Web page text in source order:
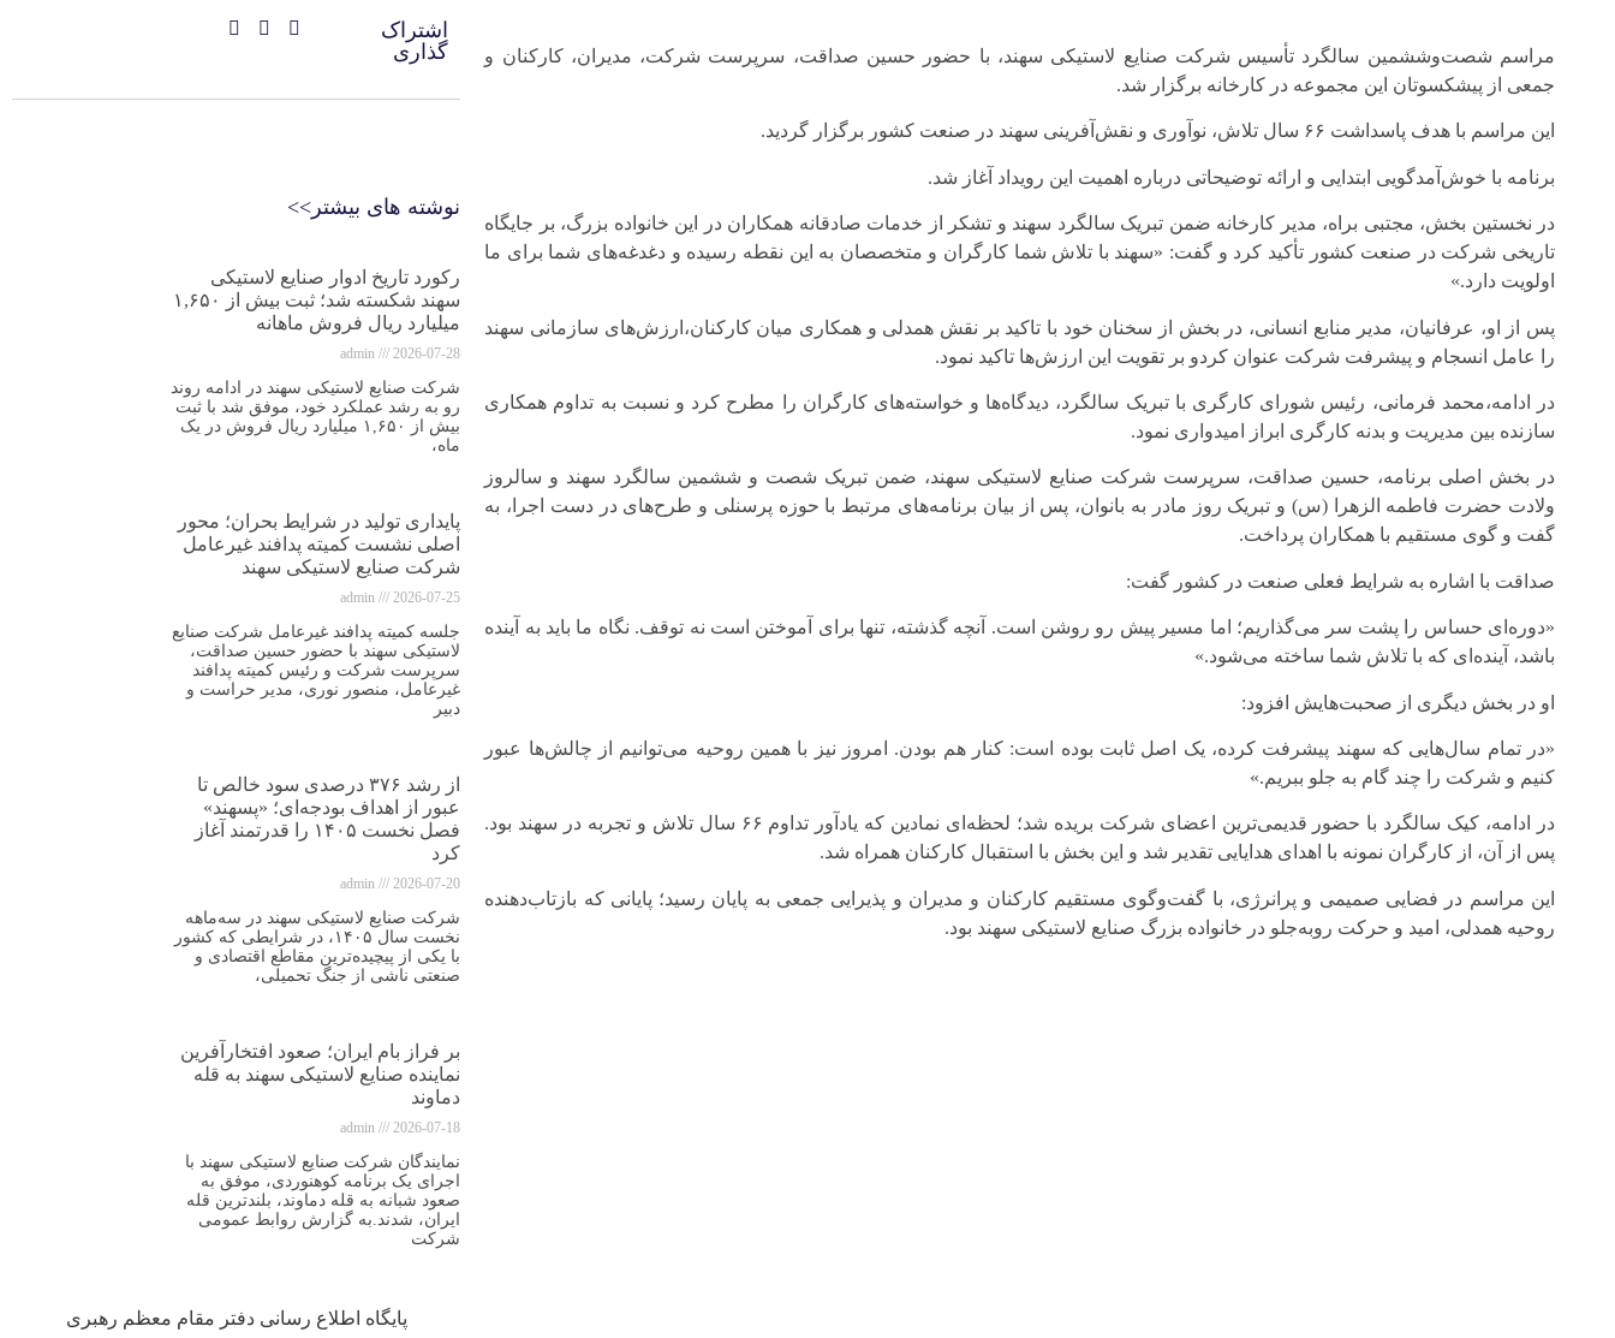
مراسم شصت‌وششمین سالگرد تأسیس شرکت صنایع لاستیکی سهند، با حضور حسین صداقت، سرپرست شرکت، مدیران، کارکنان و
جمعی از پیشکسوتان این مجموعه در کارخانه برگزار شد.
این مراسم با هدف پاسداشت ۶۶ سال تلاش، نوآوری و نقش‌آفرینی سهند در صنعت کشور برگزار گردید.
برنامه با خوش‌آمدگویی ابتدایی و ارائه توضیحاتی درباره اهمیت این رویداد آغاز شد.
در نخستین بخش، مجتبی براه، مدیر کارخانه ضمن تبریک سالگرد سهند و تشکر از خدمات صادقانه همکاران در این خانواده بزرگ، بر جایگاه
تاریخی شرکت در صنعت کشور تأکید کرد و گفت: «سهند با تلاش شما کارگران و متخصصان به این نقطه رسیده و دغدغه‌های شما برای ما
اولویت دارد.»
پس از او، عرفانیان، مدیر منابع انسانی، در بخش از سخنان خود با تاکید بر نقش همدلی و همکاری میان کارکنان،ارزش‌های سازمانی سهند
را عامل انسجام و پیشرفت شرکت عنوان کردو بر تقویت این ارزش‌ها تاکید نمود.
در ادامه،محمد فرمانی، رئیس شورای کارگری با تبریک سالگرد، دیدگاه‌ها و خواسته‌های کارگران را مطرح کرد و نسبت به تداوم همکاری
سازنده بین مدیریت و بدنه کارگری ابراز امیدواری نمود.
در بخش اصلی برنامه، حسین صداقت، سرپرست شرکت صنایع لاستیکی سهند، ضمن تبریک شصت و ششمین سالگرد سهند و سالروز
ولادت حضرت فاطمه الزهرا (س) و تبریک روز مادر به بانوان، پس از بیان برنامه‌های مرتبط با حوزه پرسنلی و طرح‌های در دست اجرا، به
گفت و گوی مستقیم با همکاران پرداخت.
صداقت با اشاره به شرایط فعلی صنعت در کشور گفت:
«دوره‌ای حساس را پشت سر می‌گذاریم؛ اما مسیر پیش رو روشن است. آنچه گذشته، تنها برای آموختن است نه توقف. نگاه ما باید به آینده
باشد، آینده‌ای که با تلاش شما ساخته می‌شود.»
او در بخش دیگری از صحبت‌هایش افزود:
«در تمام سال‌هایی که سهند پیشرفت کرده، یک اصل ثابت بوده است: کنار هم بودن. امروز نیز با همین روحیه می‌توانیم از چالش‌ها عبور
کنیم و شرکت را چند گام به جلو ببریم.»
در ادامه، کیک سالگرد با حضور قدیمی‌ترین اعضای شرکت بریده شد؛ لحظه‌ای نمادین که یادآور تداوم ۶۶ سال تلاش و تجربه در سهند بود.
پس از آن، از کارگران نمونه با اهدای هدایایی تقدیر شد و این بخش با استقبال کارکنان همراه شد.
این مراسم در فضایی صمیمی و پرانرژی، با گفت‌وگوی مستقیم کارکنان و مدیران و پذیرایی جمعی به پایان رسید؛ پایانی که بازتاب‌دهنده
روحیه همدلی، امید و حرکت رو‌به‌جلو در خانواده بزرگ صنایع لاستیکی سهند بود.
اشتراک
گذاری
نوشته های بیشتر>>
رکورد تاریخ ادوار صنایع لاستیکی
سهند شکسته شد؛ ثبت بیش از ۱,۶۵۰
میلیارد ریال فروش ماهانه
admin 2026-07-28
شرکت صنایع لاستیکی سهند در ادامه روند
رو به رشد عملکرد خود، موفق شد با ثبت
بیش از ۱,۶۵۰ میلیارد ریال فروش در یک
ماه،
پایداری تولید در شرایط بحران؛ محور
اصلی نشست کمیته پدافند غیرعامل
شرکت صنایع لاستیکی سهند
admin 2026-07-25
جلسه کمیته پدافند غیرعامل شرکت صنایع
لاستیکی سهند با حضور حسین صداقت،
سرپرست شرکت و رئیس کمیته پدافند
غیرعامل، منصور نوری، مدیر حراست و
دبیر
از رشد ۳۷۶ درصدی سود خالص تا
عبور از اهداف بودجه‌ای؛ «پسهند»
فصل نخست ۱۴۰۵ را قدرتمند آغاز
کرد
admin 2026-07-20
شرکت صنایع لاستیکی سهند در سه‌ماهه
نخست سال ۱۴۰۵، در شرایطی که کشور
با یکی از پیچیده‌ترین مقاطع اقتصادی و
صنعتی ناشی از جنگ تحمیلی،
بر فراز بام ایران؛ صعود افتخارآفرین
نماینده صنایع لاستیکی سهند به قله
دماوند
admin 2026-07-18
نمایندگان شرکت صنایع لاستیکی سهند با
اجرای یک برنامه کوهنوردی، موفق به
صعود شبانه به قله دماوند، بلندترین قله
ایران، شدند.به گزارش روابط عمومی
شرکت
پایگاه اطلاع رسانی دفتر مقام معظم رهبری